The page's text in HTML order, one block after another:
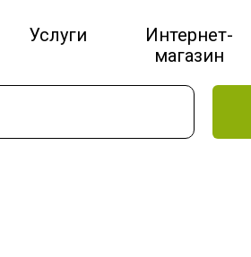
Услуги
Интернет-
магазин